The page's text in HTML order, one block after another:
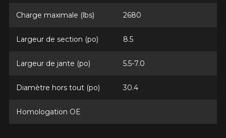
Charge maximale (lbs) 2680
Largeur de section (po) 8.5
Largeur de jante (po) 5.5-7.0
Diamètre hors tout (po) 30.4
Homologation OE